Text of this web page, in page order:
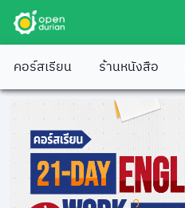
คอร์สเรียน ร้านหนังสือ